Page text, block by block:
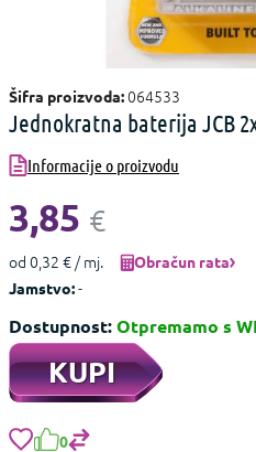
Šifra proizvoda:064533
Jednokratna baterija JCB
Informacije o proizvodu
3,85 €
od 0,32 € / mj.
Obračun rata
Jamstvo:-
Dostupnost:Otpremamo s
KUPI
0